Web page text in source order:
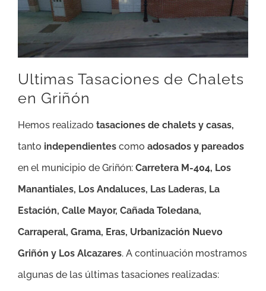
Ultimas Tasaciones de Chalets
en Griñón
Hemos realizado tasaciones de chalets y casas,
tanto independientes como adosados y pareados
en el municipio de Griñón: Carretera M-404, Los
Manantiales, Los Andaluces, Las Laderas, La
Estación, Calle Mayor, Cañada Toledana,
Carraperal, Grama, Eras, Urbanización Nuevo
Griñón y Los Alcazares. A continuación mostramos
algunas de las últimas tasaciones realizadas: